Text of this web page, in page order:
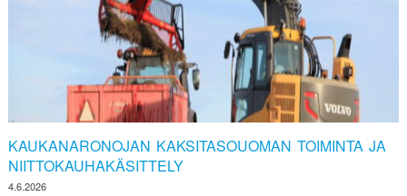
KAUKANARONOJAN KAKSITASOUOMAN TOIMINTA JA
NIITTOKAUHAKÄSITTELY
4.6.2026